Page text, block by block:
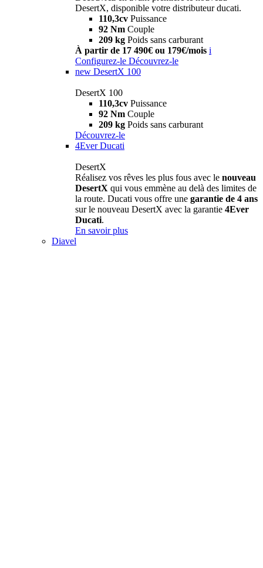
DesertX, disponible votre distributeur ducati.
110,3cv Puissance
92 Nm Couple
209 kg Poids sans carburant
À partir de 17 490€ ou 179€/mois i
Configurez-le Découvrez-le
new DesertX 100
DesertX 100
110,3cv Puissance
92 Nm Couple
209 kg Poids sans carburant
Découvrez-le
4Ever Ducati
DesertX
Réalisez vos rêves les plus fous avec le nouveau
DesertX qui vous emmène au delà des limites de
la route. Ducati vous offre une garantie de 4 ans
sur le nouveau DesertX avec la garantie 4Ever
Ducati.
En savoir plus
Diavel